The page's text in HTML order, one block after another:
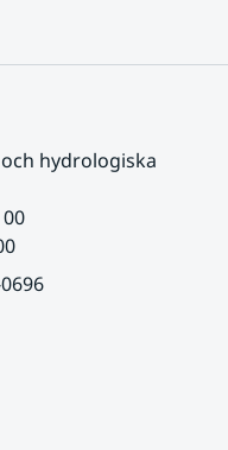
hydrologiska